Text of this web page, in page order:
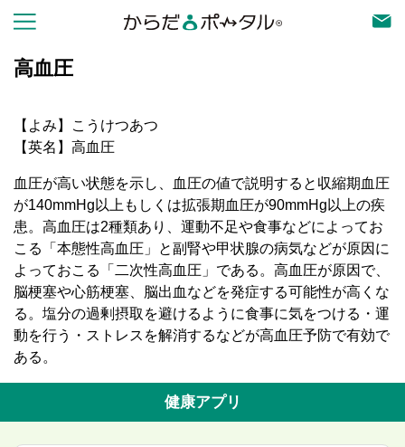
高血圧
【よみ】こうけつあつ
【英名】高血圧
血圧が高い状態を示し、血圧の値で説明すると収縮期血圧
が140mmHg以上もしくは拡張期血圧が90mmHg以上の疾
患。高血圧は2種類あり、運動不足や食事などによってお
こる「本態性高血圧」と副腎や甲状腺の病気などが原因に
よっておこる「二次性高血圧」である。高血圧が原因で、
脳梗塞や心筋梗塞、脳出血などを発症する可能性が高くな
る。塩分の過剰摂取を避けるように食事に気をつける・運
動を行う・ストレスを解消するなどが高血圧予防で有効で
ある。
健康アプリ